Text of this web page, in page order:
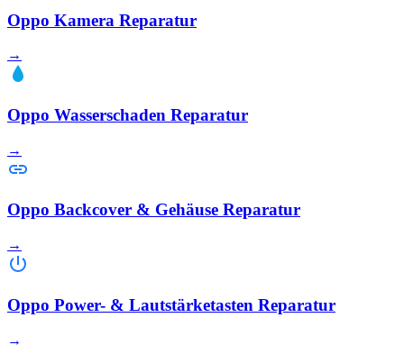
Oppo Kamera Reparatur
→
Oppo Wasserschaden Reparatur
→
Oppo Backcover & Gehäuse Reparatur
→
Oppo Power- & Lautstärketasten Reparatur
→